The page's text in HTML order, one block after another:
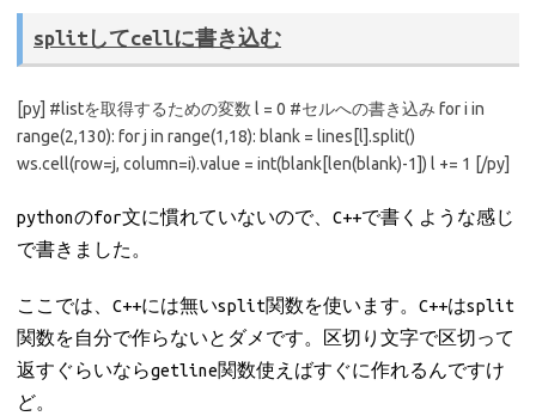
splitしてcellに書き込む
[py] #listを取得するための変数 l = 0 #セルへの書き込み for i in
range(2,130): for j in range(1,18): blank = lines[l].split()
ws.cell(row=j, column=i).value = int(blank[len(blank)-1]) l += 1 [/py]
pythonのfor文に慣れていないので、C++で書くような感じ
で書きました。
ここでは、C++には無いsplit関数を使います。C++はsplit
関数を自分で作らないとダメです。区切り文字で区切って
返すぐらいならgetline関数使えばすぐに作れるんですけ
ど。